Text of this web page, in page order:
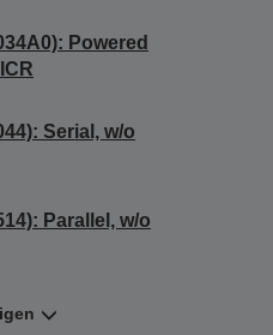
Powered
Serial, w/o
Parallel, w/o